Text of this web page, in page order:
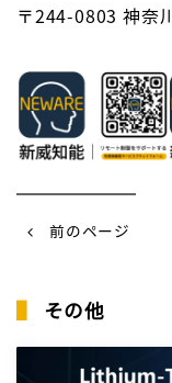
〒244-0803神奈
前のページ
その他